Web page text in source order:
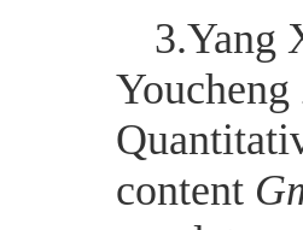
3.Yang
content